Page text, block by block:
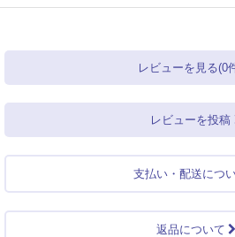
レビューを見る(0
レビューを投稿
支払い・配送につ
返品について